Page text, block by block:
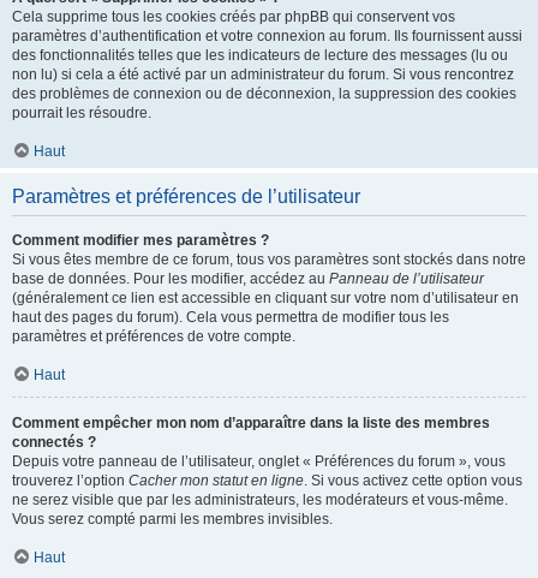
Cela supprime tous les cookies créés par phpBB qui conservent vos
paramètres d’authentification et votre connexion au forum. Ils fournissent aussi
des fonctionnalités telles que les indicateurs de lecture des messages (lu ou
non lu) si cela a été activé par un administrateur du forum. Si vous rencontrez
des problèmes de connexion ou de déconnexion, la suppression des cookies
pourrait les résoudre.
Haut
Paramètres et préférences de l’utilisateur
Comment modifier mes paramètres ?
Si vous êtes membre de ce forum, tous vos paramètres sont stockés dans notre
base de données. Pour les modifier, accédez au Panneau de l’utilisateur
(généralement ce lien est accessible en cliquant sur votre nom d’utilisateur en
haut des pages du forum). Cela vous permettra de modifier tous les
paramètres et préférences de votre compte.
Haut
Comment empêcher mon nom d’apparaître dans la liste des membres
connectés ?
Depuis votre panneau de l’utilisateur, onglet « Préférences du forum », vous
trouverez l’option Cacher mon statut en ligne. Si vous activez cette option vous
ne serez visible que par les administrateurs, les modérateurs et vous-même.
Vous serez compté parmi les membres invisibles.
Haut